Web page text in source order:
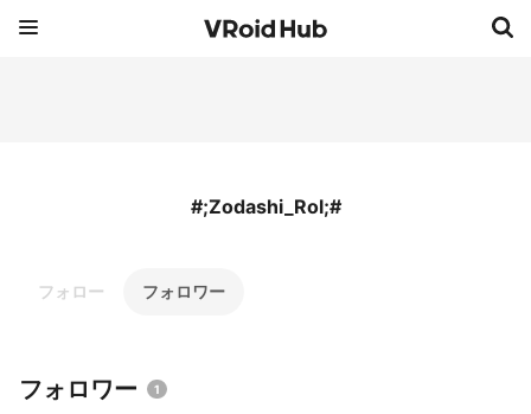
#;Zodashi_Rol;#
フォロー フォロワー
フォロワー 1